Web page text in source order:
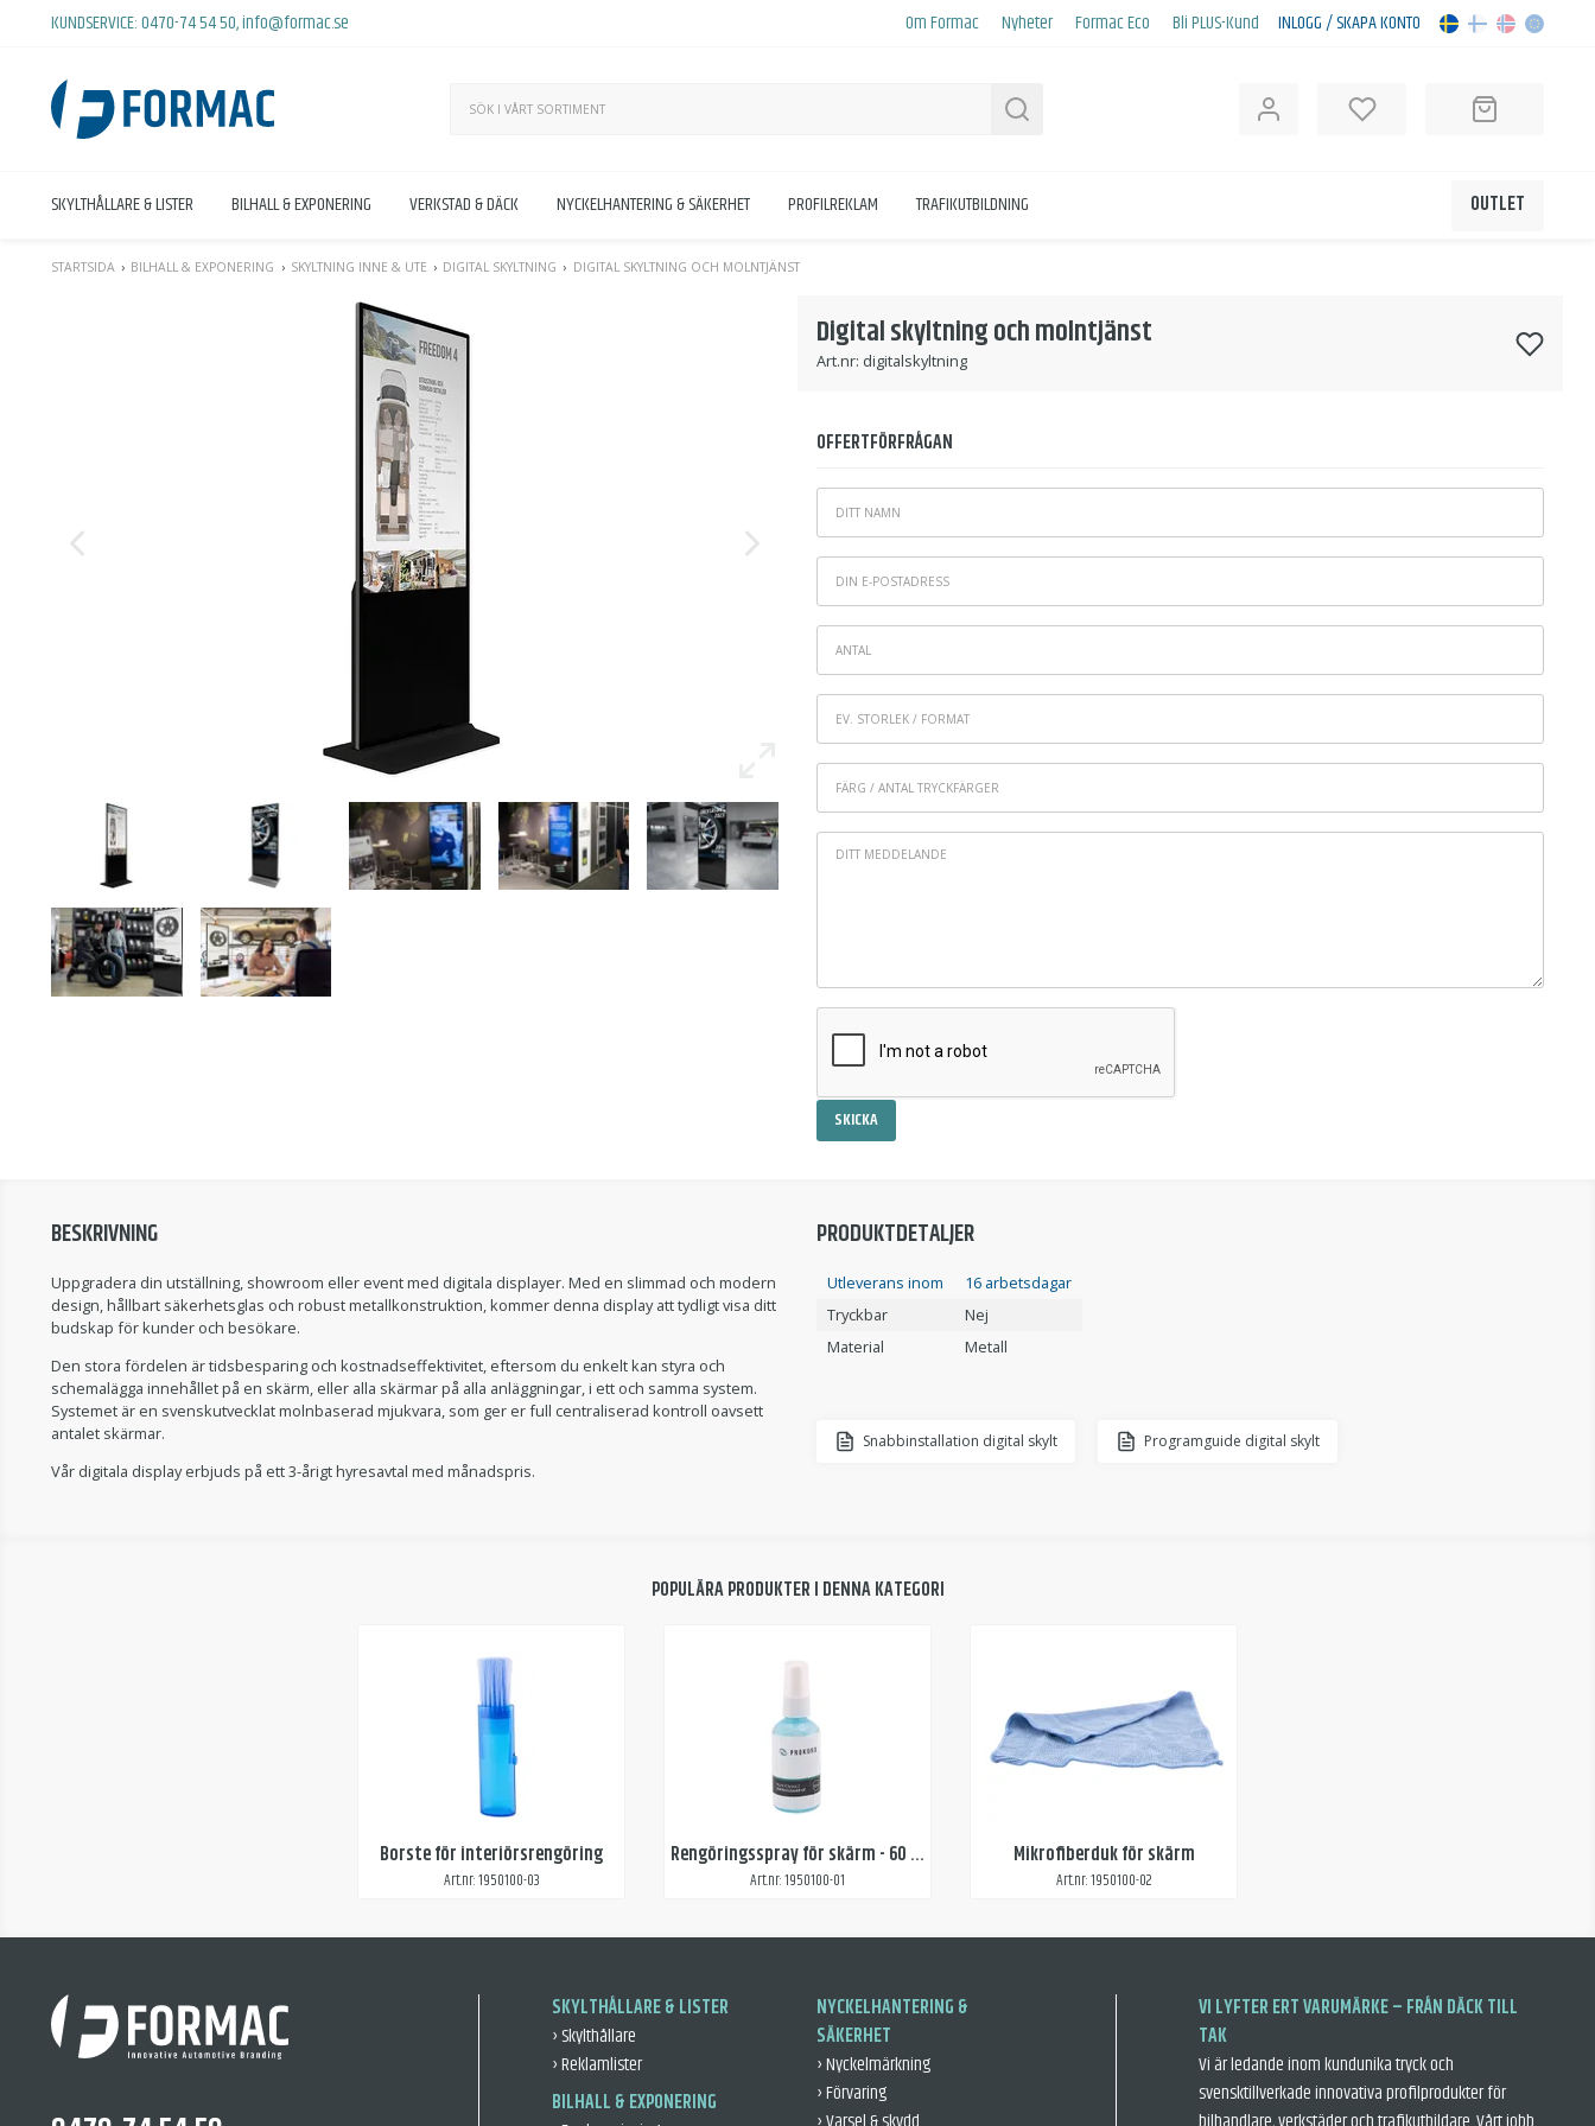
KUNDSERVICE:0470-74 54 50,info@formac.se Om Formac Nyheter Formac Eco Bli PLUS-Kund INLOGG / SKAPA KONTO
SKYLTHÅLLARE & LISTER BILHALL & EXPONERING VERKSTAD & DÄCK NYCKELHANTERING & SÄKERHET PROFILREKLAM TRAFIKUTBILDNING OUTLET
STARTSIDA BILHALL & EXPONERING SKYLTNING INNE & UTE DIGITAL SKYLTNING DIGITAL SKYLTNING OCH MOLNTJÄNST
Digital skyltning och molntjänst
Art.nr: digitalskyltning
OFFERTFÖRFRÅGAN
namn*
e-
postadress*
Antal
storlek
/
format
Färg
/
Antal
tryckfärger
SKICKA
BESKRIVNING
Uppgradera din utställning, showroom eller event med digitala displayer. Med en slimmad och modern
design, hållbart säkerhetsglas och robust metallkonstruktion, kommer denna display att tydligt visa ditt
budskap för kunder och besökare.
Den stora fördelen är tidsbesparing och kostnadseffektivitet, eftersom du enkelt kan styra och
schemalägga innehållet på en skärm, eller alla skärmar på alla anläggningar, i ett och samma system.
Systemet är en svenskutvecklat molnbaserad mjukvara, som ger er full centraliserad kontroll oavsett
antalet skärmar.
Vår digitala display erbjuds på ett 3-årigt hyresavtal med månadspris.
PRODUKTDETALJER
Utleverans inom
16 arbetsdagar
Tryckbar
Nej
Material
Metall
Snabbinstallation digital skylt Programguide digital skylt
POPULÄRA PRODUKTER I DENNA KATEGORI
Borste för interiörsrengöring
Art.nr: 1950100-03
Rengöringsspray för skärm - 60 ml
Art.nr: 1950100-01
Mikrofiberduk för skärm
Art.nr: 1950100-02
SKYLTHÅLLARE & LISTER
› Skylthållare
› Reklamlister
BILHALL & EXPONERING
NYCKELHANTERING &
SÄKERHET
› Nyckelmärkning
› Förvaring
VI LYFTER ERT VARUMÄRKE – FRÅN DÄCK TILL
TAK
Vi är ledande inom kundunika tryck och
svensktillverkade innovativa profilprodukter för